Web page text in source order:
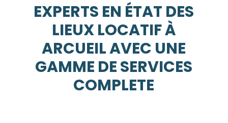
EXPERTS EN ÉTAT DES
LIEUX LOCATIF À
ARCUEIL AVEC UNE
GAMME DE SERVICES
COMPLETE